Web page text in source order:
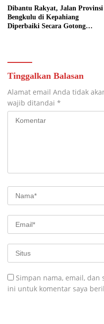
Dibantu Rakyat, Jalan Provinsi
Bengkulu di Kepahiang
Diperbaiki Secara Gotong
Tinggalkan Balasan
Alamat email Anda tidak
wajib ditandai *
Simpan nama, email,
ini untuk komentar saya